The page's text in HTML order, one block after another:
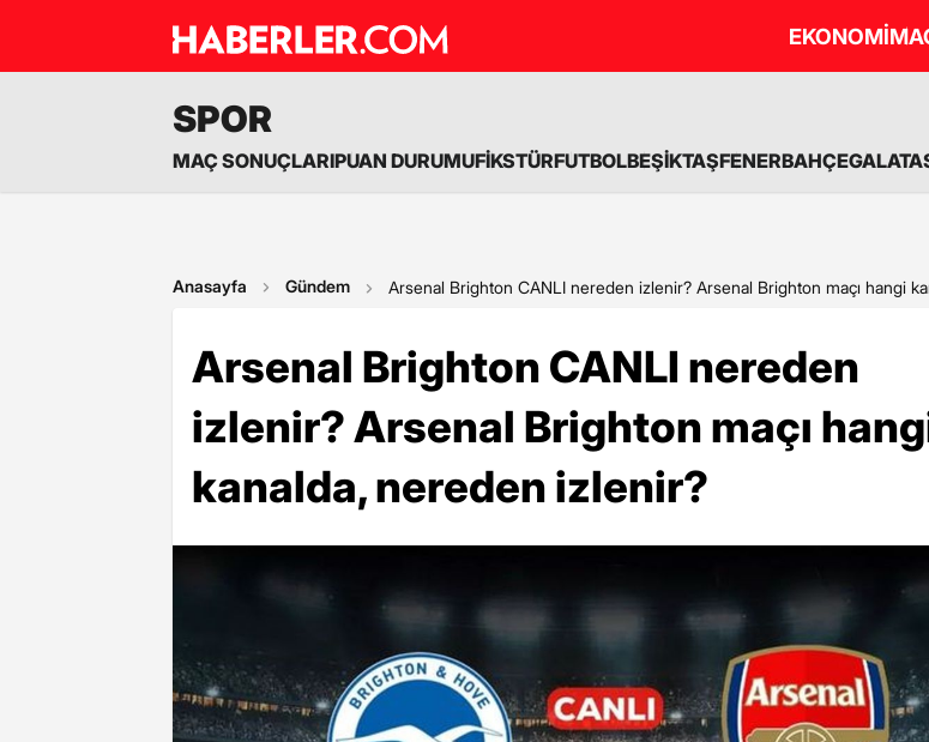
EKONOMİ
SPOR
MAÇ SONUÇLARIPUAN DURUMUFİKSTÜRFUTBOLBEŞİKTAŞFENERBAHÇE
Anasayfa Gündem Arsenal Brighton CANLI nereden izlenir? Arsenal Brighton maçı hangi
Arsenal Brighton CANLI nereden
izlenir? Arsenal Brighton maçı
kanalda, nereden izlenir?